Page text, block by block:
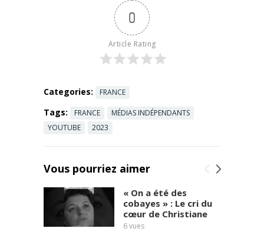
chose. Le
bébé ...
0
Article Rating
Categories: FRANCE
Tags: FRANCE
MÉDIAS INDÉPENDANTS
YOUTUBE
2023
Vous pourriez aimer
« On a été des
cobayes » : Le cri du
cœur de Christiane
6vues